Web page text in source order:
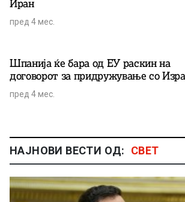
Иран
пред 4 мес.
Шпанија ќе бара од ЕУ раскин на
договорот за придружување со
пред 4 мес.
НАЈНОВИ ВЕСТИ ОД: СВЕТ